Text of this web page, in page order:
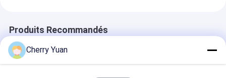
Produits Recommandés
Cherry Yuan